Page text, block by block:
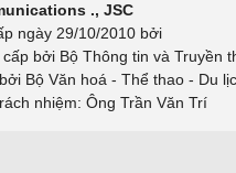
., JSC
ngày 29/10/2010 bởi
bởi Bộ Thông tin và Truyền
Bộ Văn hoá - Thể thao - Du
nhiệm: Ông Trần Văn Trí